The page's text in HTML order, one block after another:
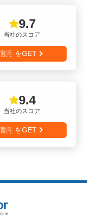
当社のスコア
9.7
割引をGET
当社のスコア
9.4
割引をGET